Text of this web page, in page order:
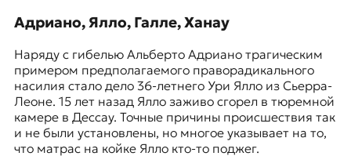
Адриано, Ялло, Галле, Ханау
Наряду с гибелью Альберто Адриано трагическим
примером предполагаемого праворадикального
насилия стало дело 36-летнего Ури Ялло из Сьерра-
Леоне. 15 лет назад Ялло заживо сгорел в тюремной
камере в Дессау. Точные причины происшествия так
и не были установлены, но многое указывает на то,
что матрас на койке Ялло кто-то поджег.